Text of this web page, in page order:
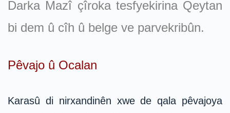
Darka Mazî çîroka tesfyekirina Qeytan
bi dem û cîh û belge ve parvekribûn.
Pêvajo û Ocalan
Karasû di nirxandinên xwe de qala pêvajoya